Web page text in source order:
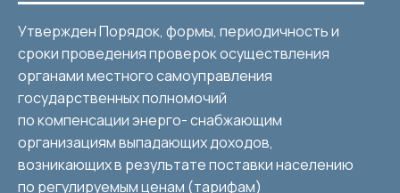
Утвержден Порядок, формы, периодичность и
сроки проведения проверок осуществления
органами местного самоуправления
государственных полномочий
по компенсации энерго- снабжающим
организациям выпадающих доходов,
возникающих в результате поставки населению
по регулируемым ценам (тарифам)